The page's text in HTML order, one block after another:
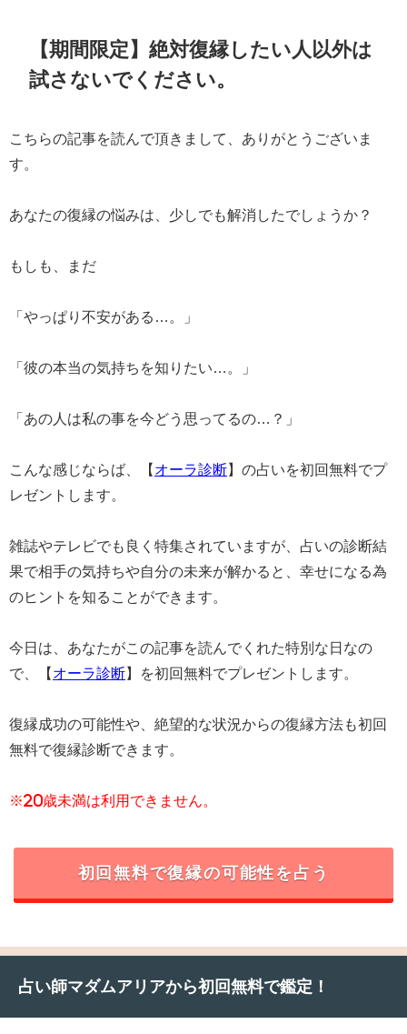
【期間限定】絶対復縁したい人以外は
試さないでください。
こちらの記事を読んで頂きまして、ありがとうございま
す。
あなたの復縁の悩みは、少しでも解消したでしょうか？
もしも、まだ
「やっぱり不安がある…。」
「彼の本当の気持ちを知りたい…。」
「あの人は私の事を今どう思ってるの…？」
こんな感じならば、【 オーラ診断】の占いを初回無料でプ
レゼントします。
雑誌やテレビでも良く特集されていますが、占いの診断結
果で相手の気持ちや自分の未来が解かると、幸せになる為
のヒントを知ることができます。
今日は、あなたがこの記事を読んでくれた特別な日なの
で、【 オーラ診断】を初回無料でプレゼントします。
復縁成功の可能性や、絶望的な状況からの復縁方法も初回
無料で復縁診断できます。
※20歳未満は利用できません。
初回無料で復縁の可能性を占う
占い師マダムアリアから初回無料で鑑定！